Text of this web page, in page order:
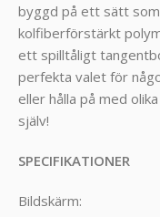
byggd på ett sätt
kolfiberförstärkt
ett spilltåligt
perfekta valet för
eller hålla på med
själv!
SPECIFIKATIONER
Bildskärm: